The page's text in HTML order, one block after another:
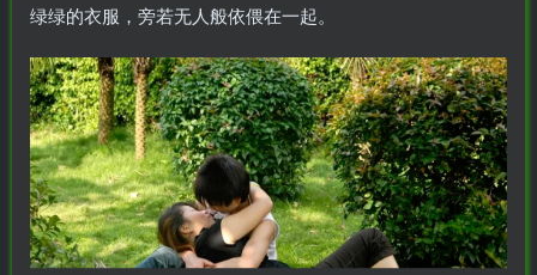
绿绿的衣服，旁若无人般依偎在一起。